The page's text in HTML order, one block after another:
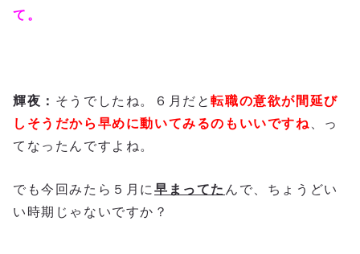
て。
輝夜： そうでしたね。６月だと転職の意欲が間延び
しそうだから早めに動いてみるのもいいですね 、っ
てなったんですよね。
でも今回みたら５月に早まってた んで、ちょうどい
い時期じゃないですか？